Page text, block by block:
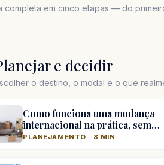
completa em cinco etapas — do
e decidir
o destino, o modal e o que
Como funciona uma mudança
internacional na prática, sem…
PLANEJAMENTO · 8 MIN